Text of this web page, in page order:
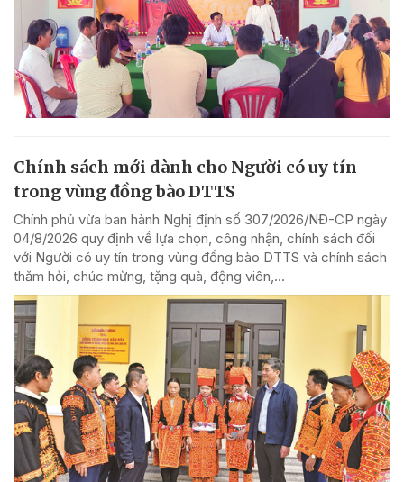
Chính sách mới dành cho Người có uy tín
trong vùng đồng bào DTTS
Chính phủ vừa ban hành Nghị định số 307/2026/NĐ-CP ngày
04/8/2026 quy định về lựa chọn, công nhận, chính sách đối
với Người có uy tín trong vùng đồng bào DTTS và chính sách
thăm hỏi, chúc mừng, tặng quà, động viên,...